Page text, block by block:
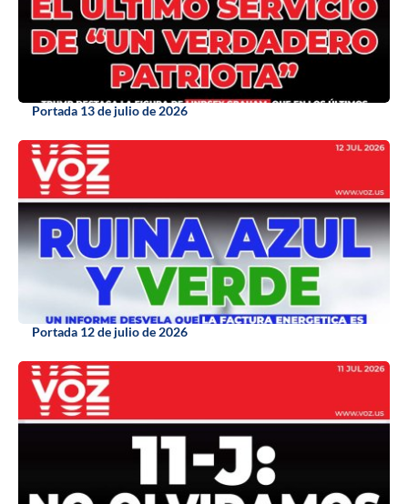
Portada 13 de julio de 2026
Portada 12 de julio de 2026